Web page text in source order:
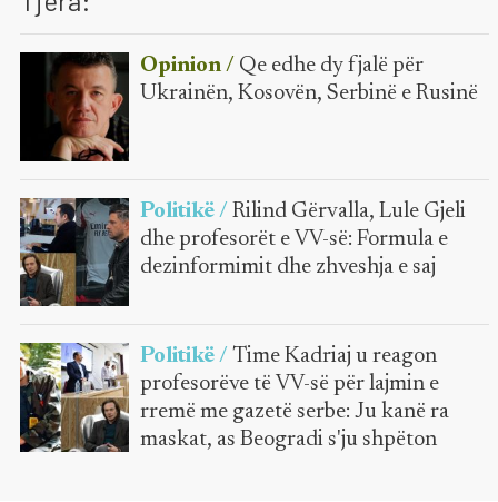
Opinion / Qe edhe dy fjalë për
Ukrainën, Kosovën, Serbinë e Rusinë
Politikë / Rilind Gërvalla, Lule Gjeli
dhe profesorët e VV-së: Formula e
dezinformimit dhe zhveshja e saj
Politikë / Time Kadriaj u reagon
profesorëve të VV-së për lajmin e
rremë me gazetë serbe: Ju kanë ra
maskat, as Beogradi s'ju shpëton